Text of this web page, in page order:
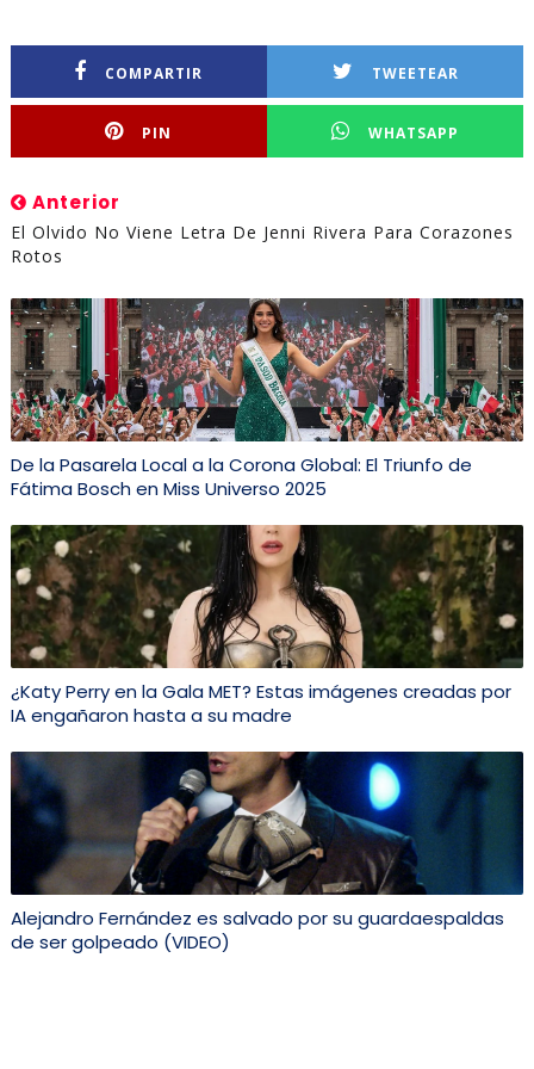
COMPARTIR TWEETEAR
PIN WHATSAPP
Anterior
El Olvido No Viene Letra De Jenni Rivera Para Corazones
Rotos
De la Pasarela Local a la Corona Global: El Triunfo de
Fátima Bosch en Miss Universo 2025
¿Katy Perry en la Gala MET? Estas imágenes creadas por
IA engañaron hasta a su madre
Alejandro Fernández es salvado por su guardaespaldas
de ser golpeado (VIDEO)